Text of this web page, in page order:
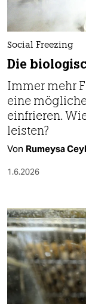
nord
wahrheit
verlag
verlag
veranstaltungen
shop
fragen & hilfe
abo
genossenschaft
epaper login
Social Freezing
Die
Immer mehr
eine
einfrieren.
leisten?
Von Rumeysa
1.6.2026